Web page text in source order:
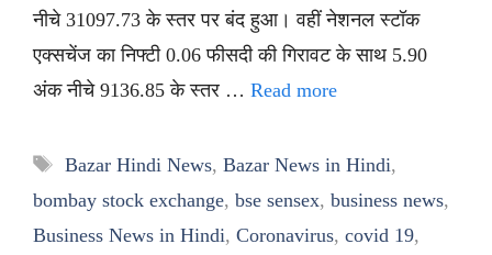
नीचे 31097.73 के स्तर पर बंद हुआ। वहीं नेशनल स्टॉक
एक्सचेंज का निफ्टी 0.06 फीसदी की गिरावट के साथ 5.90
अंक नीचे 9136.85 के स्तर … Read more
Tags
Bazar Hindi News, Bazar News in Hindi,
bombay stock exchange, bse sensex, business news,
Business News in Hindi, Coronavirus, covid 19,